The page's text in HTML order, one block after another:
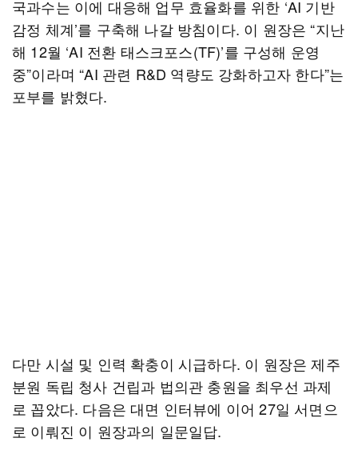
국과수는 이에 대응해 업무 효율화를 위한 ‘AI 기반
감정 체계’를 구축해 나갈 방침이다. 이 원장은 “지난
해 12월 ‘AI 전환 태스크포스(TF)’를 구성해 운영
중”이라며 “AI 관련 R&D 역량도 강화하고자 한다”는
포부를 밝혔다.
다만 시설 및 인력 확충이 시급하다. 이 원장은 제주
분원 독립 청사 건립과 법의관 충원을 최우선 과제
로 꼽았다. 다음은 대면 인터뷰에 이어 27일 서면으
로 이뤄진 이 원장과의 일문일답.